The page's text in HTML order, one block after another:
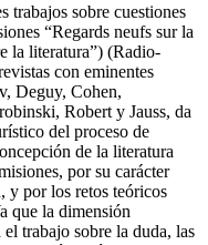
trabajos sobre cuestiones
“Regards neufs sur la
la literatura”) (Radio-
con eminentes
Deguy, Cohen,
Robert y Jauss, da
del proceso de
de la literatura
por su carácter
y por los retos teóricos
que la dimensión
trabajo sobre la duda, las